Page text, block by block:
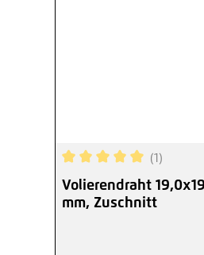
Durchschnittliche
(1)
Volierendraht
mm, Zuschnitt